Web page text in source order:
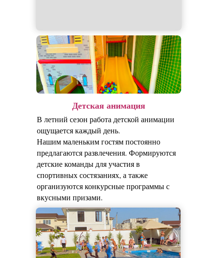
Детская анимация
В летний сезон работа детской анимации
ощущается каждый день.
Нашим маленьким гостям постоянно
предлагаются развлечения. Формируются
детские команды для участия в
спортивных состязаниях, а также
организуются конкурсные программы с
вкусными призами.